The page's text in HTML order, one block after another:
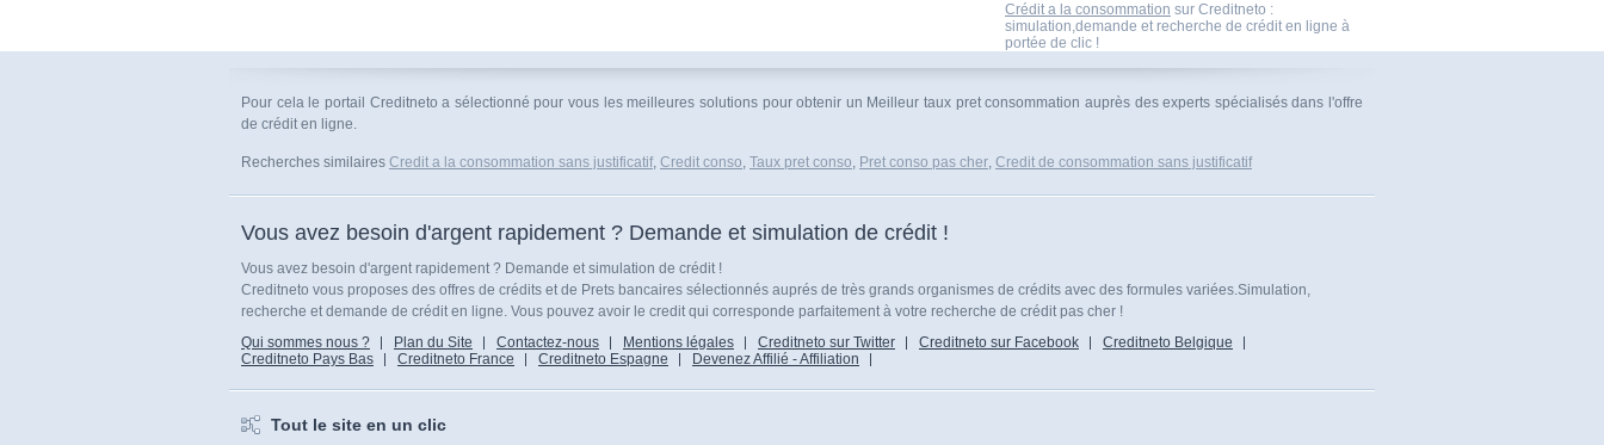
Crédit a la consommation sur Creditneto :
simulation,demande et recherche de crédit en ligne à
portée de clic !
Pour cela le portail Creditneto a sélectionné pour vous les meilleures solutions pour obtenir un Meilleur taux pret consommation auprès des experts spécialisés dans l'offre
de crédit en ligne.
Recherches similaires Credit a la consommation sans justificatif, Credit conso, Taux pret conso, Pret conso pas cher, Credit de consommation sans justificatif
Vous avez besoin d'argent rapidement ? Demande et simulation de crédit !
Vous avez besoin d'argent rapidement ? Demande et simulation de crédit !
Creditneto vous proposes des offres de crédits et de Prets bancaires sélectionnés auprés de très grands organismes de crédits avec des formules variées.Simulation,
recherche et demande de crédit en ligne. Vous pouvez avoir le credit qui corresponde parfaitement à votre recherche de crédit pas cher !
Qui sommes nous ?
Plan du Site Contactez-nous Mentions légales Creditneto sur Twitter Creditneto sur Facebook
Creditneto Belgique
Creditneto Pays Bas
Creditneto France Creditneto Espagne Devenez Affilié - Affiliation
Tout le site en un clic